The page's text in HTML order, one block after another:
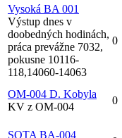
Vysoká BA 001
Výstup dnes v
doobedných hodinách,
práca prevážne 7032,
pokusne 10116-
118,14060-14063
0
OM-004 D. Kobyla
KV z OM-004
0
SOTA BA-004